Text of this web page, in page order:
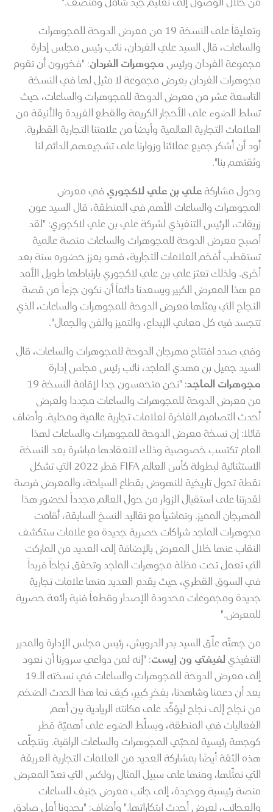
وتعليقاً على النسخة 19 من معرض الدوحة للمجوهرات
والساعات، قال السيد علي الفردان، نائب رئيس مجلس إدارة
مجموعة الفردان ورئيس مجوهرات الفردان: "فخورون أن تقوم
مجوهرات الفردان بعرض مجموعة لا مثيل لها في النسخة
التاسعة عشر من معرض الدوحة للمجوهرات والساعات، حيث
تسلط الضوء على الأحجار الكريمة والقطع الفريدة والأنيقة من
العلامات التجارية العالمية وأيضاً من علامتنا التجارية القطرية.
أود أن أشكر جميع عملائنا وزوارنا على تشجيعهم الدائم لنا
وثقتهم بنا".
وحول مشاركةعلي بن علي لاكجوري في معرض
المجوهرات والساعات الأهم في المنطقة، قال السيد عون
زريقات، الرئيس التنفيذي لشركة علي بن علي لاكجوري: "لقد
أصبح معرض الدوحة للمجوهرات والساعات منصة عالمية
تستقطب أفخم العلامات التجارية، فهو يعزز حضوره سنة بعد
أخرى. ولذلك تعتز علي بن علي لاكجوري بارتباطها طويل الأمد
مع هذا المعرض الكبير ويسعدنا دائماً أن نكون جزءاً من قصة
النجاح التي يمثلها معرض الدوحة للمجوهرات والساعات، الذي
تتجسد فيه كل معاني الإبداع، والتميز والفن والجمال".
وفي صدد افتتاح مهرجان الدوحة للمجوهرات والساعات، قال
السيد جميل بن مهدي الماجد، نائب رئيس مجلس إدارة
مجوهرات الماجد
: "نحن متحمسون جدا لإقامة النسخة 19
من معرض الدوحة للمجوهرات والساعات مجددا ولعرض
أحدث التصاميم الفاخرة لعلامات تجارية عالمية ومحلية. وأضاف
قائلا: إن نسخة معرض الدوحة للمجوهرات والساعات لهذا
العام تكتسب خصوصية وذلك لانعقادها مباشرة بعد النسخة
الاستثنائية لبطولة كأس العالم FIFA قطر 2022 التي تشكل
نقطة تحول تاريخية للنهوض بقطاع السياحة، والمعرض فرصة
لقدرتنا على استقبال الزوار من حول العالم مجدداً لحضور هذا
المهرجان المميز. وتماشياً مع تقاليد النسخ السابقة، أقامت
مجوهرات الماجد شراكات حصرية جديدة مع علامات ستكشف
النقاب عنها خلال المعرض بالإضافة إلى العديد من الماركت
التي تعمل تحت مظلة مجوهرات الماجد وتحقق نجاحاً فريداً
في السوق القطري، حيث يقدم العديد منها علامات تجارية
جديدة ومجموعات محدودة الإصدار وقطعاً فنية رائعة حصرية
للمعرض."
من جهتّه علّق السيد بدر الدرويش، رئيس مجلس الإدارة والمدير
التنفيذي لفيفتي ون إيست: "إنه لمن دواعي سرورنا أن نعود
إلى معرض الدوحة للمجوهرات والساعات في نسخته الـ١٩
بعد أن دعمنا وشاهدنا، بفخرٍ كبيرٍ، كيف نما هذا الحدث الضخم
من نجاح إلى نجاح ليؤكّد على مكانته الريادية بين أهم
الفعاليات في المنطقة، ويسلّط الضوء على أهميّة قطر
كوجهة رئيسية لمحبّي المجوهرات والساعات الراقية. وتتجلّى
هذه الثقة أيضًا بمشاركة العديد من العلامات التجارية العريقة
التي نمثّلها، ومنها على سبيل المثال رولكس التي تعدّ المعرض
منصة رئيسية ووحيدة، إلى جانب معرض جنيف للساعات
والعجائب، لعرض أحدث ابتكاراتها." وأضاف: "يحدونا أمل صادق